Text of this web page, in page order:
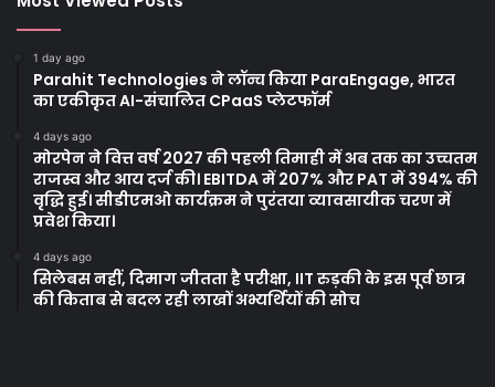
1 day ago
Parahit Technologies ने लॉन्च किया ParaEngage, भारत
का एकीकृत AI-संचालित CPaaS प्लेटफॉर्म
4 days ago
मोरपेन ने वित्त वर्ष 2027 की पहली तिमाही में अब तक का उच्चतम
राजस्व और आय दर्ज की। EBITDA में 207% और PAT में 394% की
वृद्धि हुई। सीडीएमओ कार्यक्रम ने पुरंतया व्यावसायीक चरण में
प्रवेश किया।
4 days ago
सिलेबस नहीं, दिमाग जीतता है परीक्षा, IIT रुड़की के इस पूर्व छात्र
की किताब से बदल रही लाखों अभ्यर्थियों की सोच